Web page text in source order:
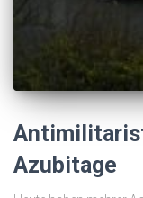
Azubitage